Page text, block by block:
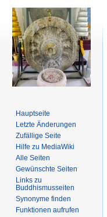
Hauptseite
Letzte Änderungen
Zufällige Seite
Hilfe zu MediaWiki
Alle Seiten
Gewünschte Seiten
Links zu
Buddhismusseiten
Synonyme finden
Funktionen aufrufen